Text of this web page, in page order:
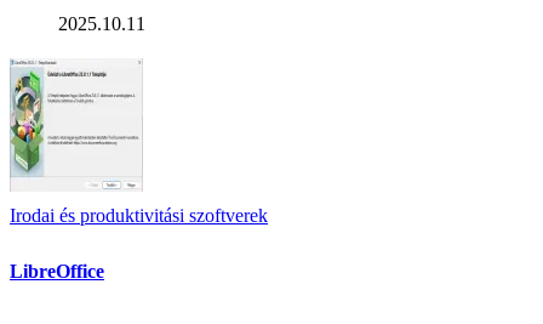
2025.10.11
Irodai és produktivitási szoftverek
LibreOffice